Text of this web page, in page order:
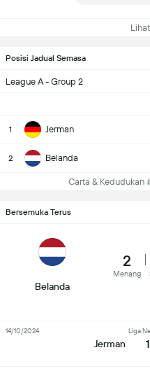
Lihat
Posisi Jadual Semasa
League A - Group 2
1 Jerman
2 Belanda
Carta & Kedudukan
Bersemuka Terus
Belanda
2
Menang
Jerman
Liga
14/10/2024